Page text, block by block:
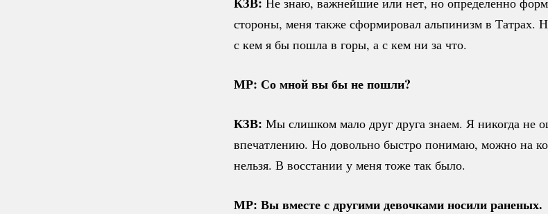
стороны, меня также сформировал альпинизм в Татрах.
с кем я бы пошла в горы, а с кем ни за что.
МР: Со мной вы бы не пошли?
КЗВ: Мы слишком мало друг друга знаем. Я никогда не
впечатлению. Но довольно быстро понимаю, можно на
нельзя. В восстании у меня тоже так было.
МР: Вы вместе с другими девочками носили раненых.